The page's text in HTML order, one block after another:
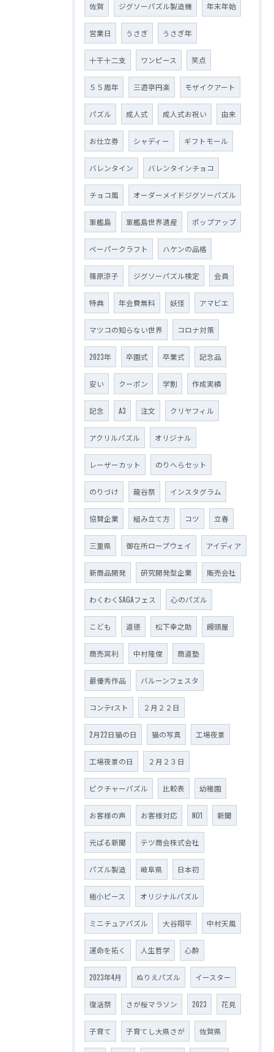
佐賀 ジグソーパズル製造機 年末年始
営業日 うさぎ うさぎ年
十干十二支 ワンピース 笑点
５５周年 三遊亭円楽 モザイクアート
パズル 成人式 成人式お祝い 由来
お仕立券 シャディー ギフトモール
バレンタイン バレンタインチョコ
チョコ風 オーダーメイドジグソーパズル
軍艦島 軍艦島世界遺産 ポップアップ
ペーパークラフト ハケンの品格
篠原涼子 ジグソーパズル検定 会員
特典 年会費無料 妖怪 アマビエ
マツコの知らない世界 コロナ対策
2023年 卒園式 卒業式 記念品
安い クーポン 学割 作成実績
記念 A3 注文 クリヤフィル
アクリルパズル オリジナル
レーザーカット のりへらセット
のりづけ 龍谷祭 インスタグラム
協賛企業 組み立て方 コツ 立春
三重県 御在所ロープウェイ アイディア
新商品開発 研究開発型企業 販売会社
わくわくSAGAフェス 心のパズル
こども 道徳 松下幸之助 饅頭屋
商売冥利 中村隆俊 商道塾
最優秀作品 バルーンフェスタ
コンテrスト ２月２２日
2月22日猫の日 猫の写真 工場夜景
工場夜景の日 ２月２３日
ピクチャーパズル 比較表 幼稚園
お客様の声 お客様対応 NO1 新聞
元ぱる新聞 テツ商会株式会社
パズル製造 岐阜県 日本初
極小ピース オリジナルパズル
ミニチュアパズル 大谷翔平 中村天風
運命を拓く 人生哲学 心酔
2023年4月 ぬりえパズル イースター
復活祭 さが桜マラソン 2023 花見
子育て 子育てし大県さが 佐賀県